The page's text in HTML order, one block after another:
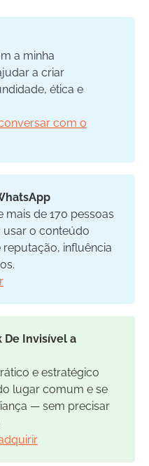
a minha
a criar
ética e
com o
de 170 pessoas
usar o conteúdo
influência
De Invisível a
e estratégico
lugar comum e se
— sem precisar